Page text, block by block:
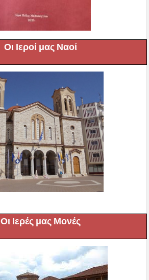
Οι Ιεροί μας Ναοί
Οι Ιερές μας Μονές